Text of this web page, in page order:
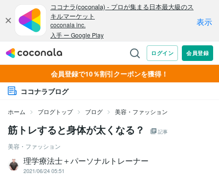
会員登録で10％割引クーポンを獲得！
ココナラブログ
ホーム ブログトップ ブログ 美容・ファッション
筋トレすると身体が太くなる？ 記事
美容・ファッション
理学療法士＋パーソナルトレーナー
2021/06/24 05:51